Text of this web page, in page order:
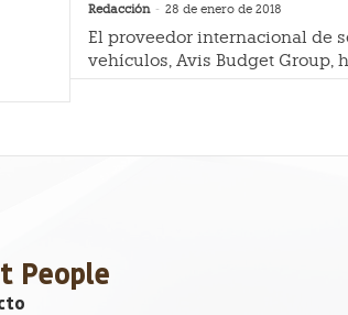
Redacción - 28 de enero de 2018
El proveedor internacional de
vehículos, Avis Budget Group,
People